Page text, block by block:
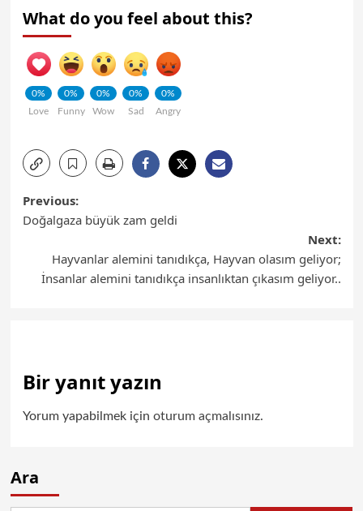
What do you feel about this?
0%
Love
0%
Funny
0%
Wow
0%
Sad
0%
Angry
Previous:
Doğalgaza büyük zam geldi
Next:
Hayvanlar alemini tanıdıkça, Hayvan olasım geliyor;
İnsanlar alemini tanıdıkça insanlıktan çıkasım geliyor..
Bir yanıt yazın
Yorum yapabilmek için oturum açmalısınız.
Ara